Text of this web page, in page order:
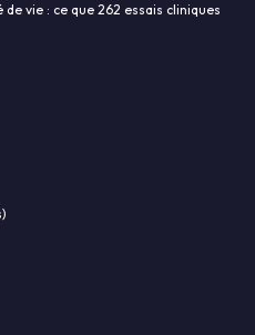
vie : ce que 262 essais cliniques